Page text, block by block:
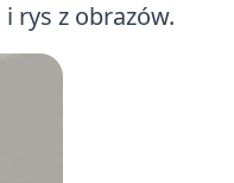
rys z obrazów.